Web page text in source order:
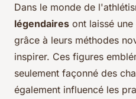
Dans le monde de
légendaires ont laissé
grâce à leurs méthodes
inspirer. Ces figures
seulement façonné des
également influencé les